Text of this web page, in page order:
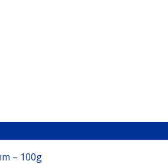
– 100g